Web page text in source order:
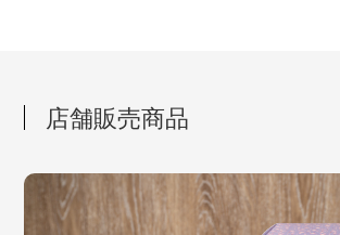
店舗販売商品